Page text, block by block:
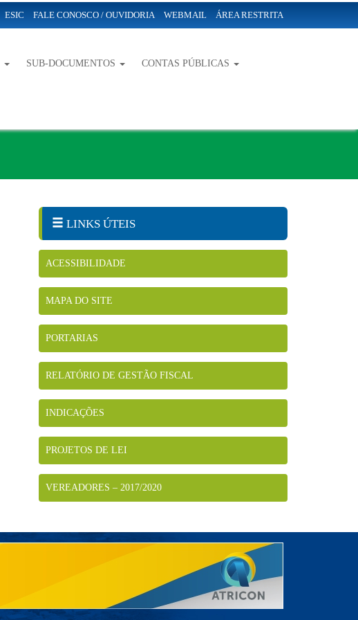
ESIC FALE CONOSCO / OUVIDORIA WEBMAIL ÁREA RESTRITA
SUB-DOCUMENTOS CONTAS PÚBLICAS
LINKS ÚTEIS
ACESSIBILIDADE
MAPA DO SITE
PORTARIAS
RELATÓRIO DE GESTÃO FISCAL
INDICAÇÕES
PROJETOS DE LEI
VEREADORES – 2017/2020